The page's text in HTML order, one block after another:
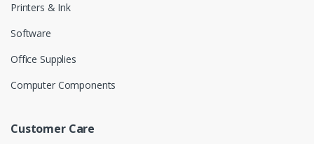
Printers & Ink
Software
Office Supplies
Computer Components
Customer Care